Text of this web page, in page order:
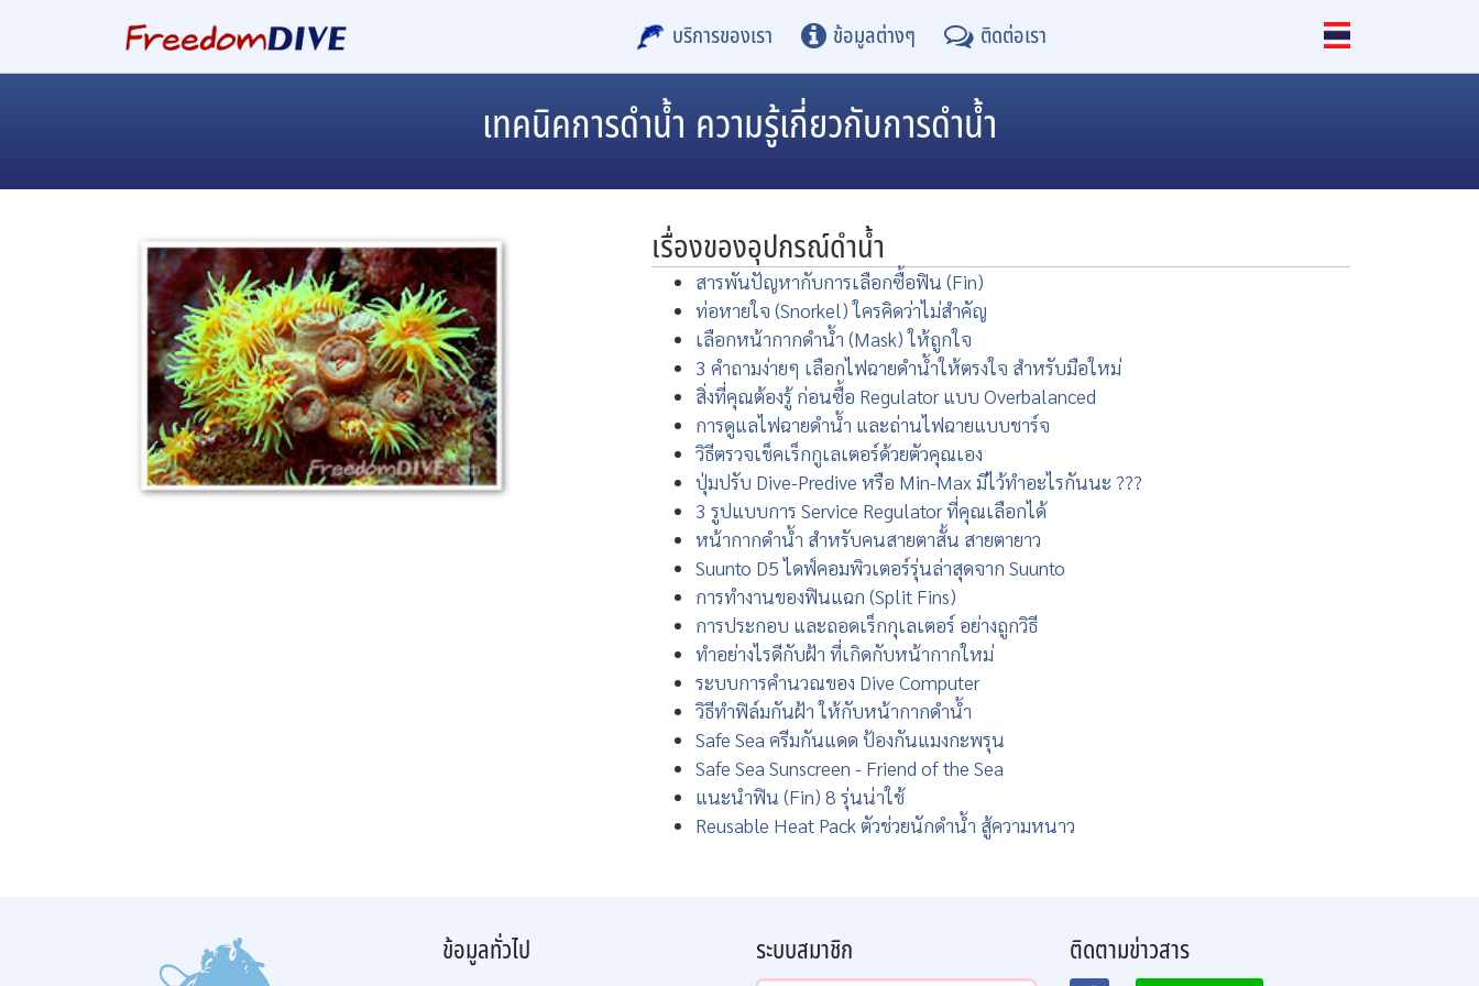
บริการของเรา ข้อมูลต่างๆ ติดต่อเรา
เทคนิคการดำน้ำ ความรู้เกี่ยวกับการดำน้ำ
เรื่องของอุปกรณ์ดำน้ำ
สารพันปัญหากับการเลือกซื้อฟิน (Fin)
ท่อหายใจ (Snorkel) ใครคิดว่าไม่สำคัญ
เลือกหน้ากากดำน้ำ (Mask) ให้ถูกใจ
3 คำถามง่ายๆ เลือกไฟฉายดำน้ำให้ตรงใจ สำหรับมือใหม่
สิ่งที่คุณต้องรู้ ก่อนซื้อ Regulator แบบ Overbalanced
การดูแลไฟฉายดำน้ำ และถ่านไฟฉายแบบชาร์จ
วิธีตรวจเช็คเร็กกูเลเตอร์ด้วยตัวคุณเอง
ปุ่มปรับ Dive-Predive หรือ Min-Max มีไว้ทำอะไรกันนะ ???
3 รูปแบบการ Service Regulator ที่คุณเลือกได้
หน้ากากดำน้ำ สำหรับคนสายตาสั้น สายตายาว
Suunto D5 ไดฟ์คอมพิวเตอร์รุ่นล่าสุดจาก Suunto
การทำงานของฟินแฉก (Split Fins)
การประกอบ และถอดเร็กกุเลเตอร์ อย่างถูกวิธี
ทำอย่างไรดีกับฝ้า ที่เกิดกับหน้ากากใหม่
ระบบการคำนวณของ Dive Computer
วิธีทำฟิล์มกันฝ้า ให้กับหน้ากากดำน้ำ
Safe Sea ครีมกันแดด ป้องกันแมงกะพรุน
Safe Sea Sunscreen - Friend of the Sea
แนะนำฟิน (Fin) 8 รุ่นน่าใช้
Reusable Heat Pack ตัวช่วยนักดำน้ำ สู้ความหนาว
ข้อมูลทั่วไป ระบบสมาชิก ติดตามข่าวสาร